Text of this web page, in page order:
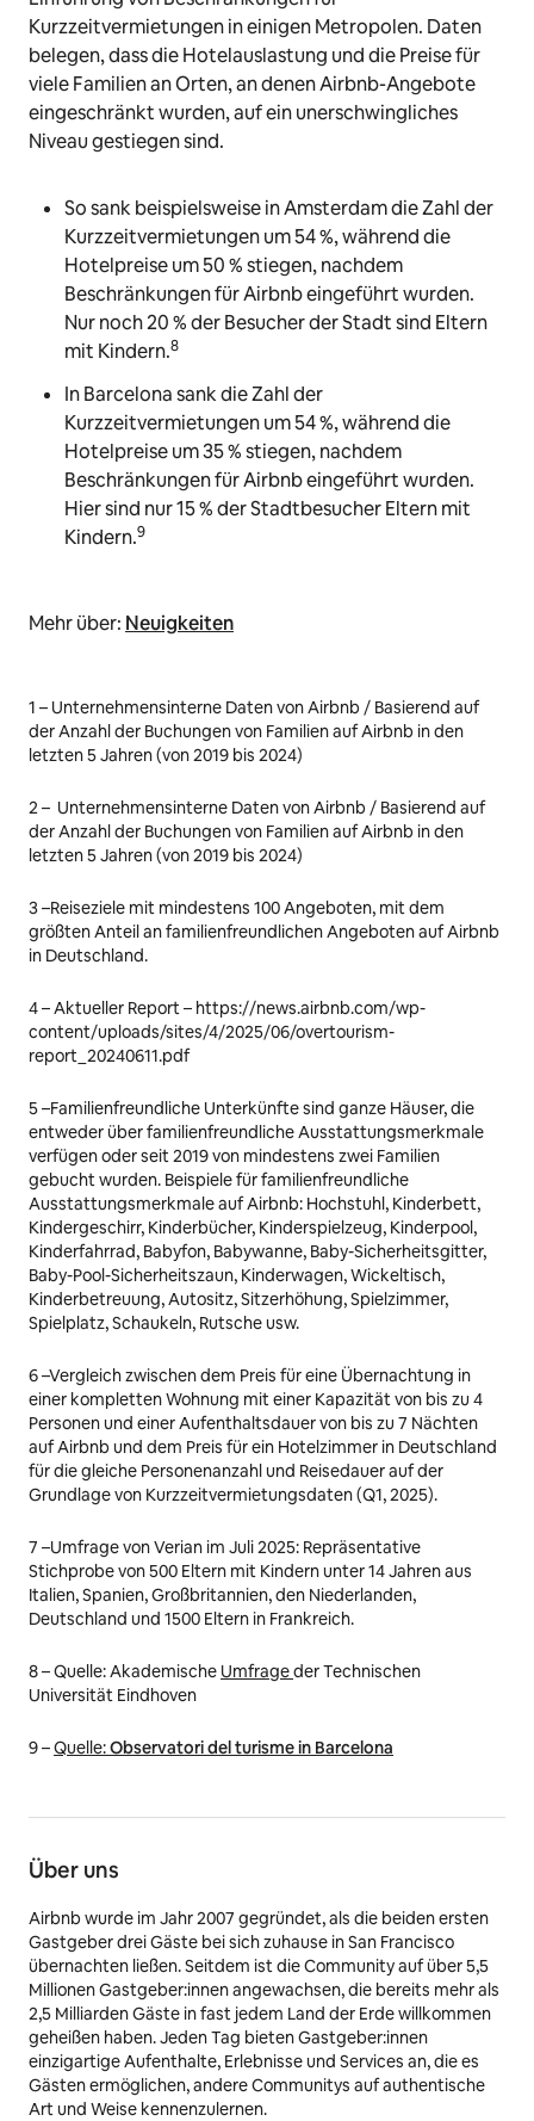
Kurzzeitvermietungen in einigen Metropolen. Daten
belegen, dass die Hotelauslastung und die Preise für
viele Familien an Orten, an denen Airbnb-Angebote
eingeschränkt wurden, auf ein unerschwingliches
Niveau gestiegen sind.
So sank beispielsweise in Amsterdam die Zahl der
Kurzzeitvermietungen um 54 %, während die
Hotelpreise um 50 % stiegen, nachdem
Beschränkungen für Airbnb eingeführt wurden.
Nur noch 20 % der Besucher der Stadt sind Eltern
mit Kindern.8
In Barcelona sank die Zahl der
Kurzzeitvermietungen um 54 %, während die
Hotelpreise um 35 % stiegen, nachdem
Beschränkungen für Airbnb eingeführt wurden.
Hier sind nur 15 % der Stadtbesucher Eltern mit
Kindern.9
Mehr über: Neuigkeiten
1 – Unternehmensinterne Daten von Airbnb / Basierend auf
der Anzahl der Buchungen von Familien auf Airbnb in den
letzten 5 Jahren (von 2019 bis 2024)
2 – Unternehmensinterne Daten von Airbnb / Basierend auf
der Anzahl der Buchungen von Familien auf Airbnb in den
letzten 5 Jahren (von 2019 bis 2024)
3 –Reiseziele mit mindestens 100 Angeboten, mit dem
größten Anteil an familienfreundlichen Angeboten auf Airbnb
in Deutschland.
4 –Aktueller Report – https://news.airbnb.com/wp-
content/uploads/sites/4/2025/06/overtourism-
report_20240611.pdf
5 –Familienfreundliche Unterkünfte sind ganze Häuser, die
entweder über familienfreundliche Ausstattungsmerkmale
verfügen oder seit 2019 von mindestens zwei Familien
gebucht wurden. Beispiele für familienfreundliche
Ausstattungsmerkmale auf Airbnb: Hochstuhl, Kinderbett,
Kindergeschirr, Kinderbücher, Kinderspielzeug, Kinderpool,
Kinderfahrrad, Babyfon, Babywanne, Baby-Sicherheitsgitter,
Baby-Pool-Sicherheitszaun, Kinderwagen, Wickeltisch,
Kinderbetreuung, Autositz, Sitzerhöhung, Spielzimmer,
Spielplatz, Schaukeln, Rutsche usw.
6 –Vergleich zwischen dem Preis für eine Übernachtung in
einer kompletten Wohnung mit einer Kapazität von bis zu 4
Personen und einer Aufenthaltsdauer von bis zu 7 Nächten
auf Airbnb und dem Preis für ein Hotelzimmer in Deutschland
für die gleiche Personenanzahl und Reisedauer auf der
Grundlage von Kurzzeitvermietungsdaten (Q1, 2025).
7 –Umfrage von Verian im Juli 2025: Repräsentative
Stichprobe von 500 Eltern mit Kindern unter 14 Jahren aus
Italien, Spanien, Großbritannien, den Niederlanden,
Deutschland und 1500 Eltern in Frankreich.
8 –Quelle: Akademische Umfrageder Technischen
Universität Eindhoven
9 –Quelle:Observatori del turisme in Barcelona
Über uns
Airbnb wurde im Jahr 2007 gegründet, als die beiden ersten
Gastgeber drei Gäste bei sich zuhause in San Francisco
übernachten ließen. Seitdem ist die Community auf über 5,5
Millionen Gastgeber:innen angewachsen, die bereits mehr als
2,5 Milliarden Gäste in fast jedem Land der Erde willkommen
geheißen haben. Jeden Tag bieten Gastgeber:innen
einzigartige Aufenthalte, Erlebnisse und Services an, die es
Gästen ermöglichen, andere Communitys auf authentische
Art und Weise kennenzulernen.